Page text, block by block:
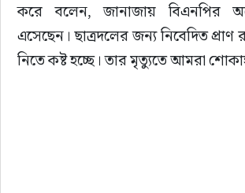
করে বলেন, জানাজায় বিএনপির
এসেছেন। ছাত্রদলের জন্য নিবেদিত প্রাণ
নিতে কষ্ট হচ্ছে। তার মৃত্যুতে আমরা